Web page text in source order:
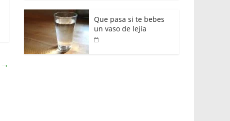
→
Que pasa si te bebes
un vaso de lejía